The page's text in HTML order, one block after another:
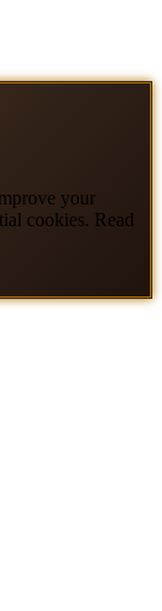
your
cookies. Read